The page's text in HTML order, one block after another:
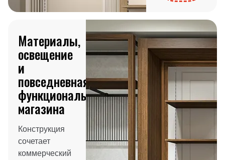
Материалы,
освещение
и
повседневная
функциональность
магазина
Конструкция
сочетает
коммерческий